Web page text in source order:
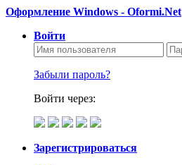
Оформление Windows - Oformi.Net
Войти
Забыли пароль?
Войти через:
Зарегистрироваться